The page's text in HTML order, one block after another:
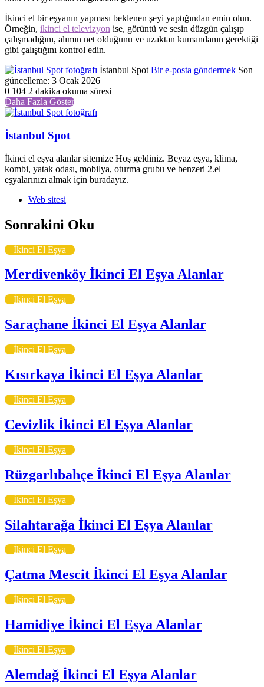
İkinci el bir eşyanın yapması beklenen şeyi yaptığından emin olun.
Örneğin, ikinci el televizyon ise, görüntü ve sesin düzgün çalışıp
çalışmadığını, alımın net olduğunu ve uzaktan kumandanın gerektiği
gibi çalıştığını kontrol edin.
İstanbul Spot Bir e-posta göndermek Son
güncelleme: 3 Ocak 2026
0 104 2 dakika okuma süresi
Daha Fazla Göster
İstanbul Spot
İkinci el eşya alanlar sitemize Hoş geldiniz. Beyaz eşya, klima,
kombi, yatak odası, mobilya, oturma grubu ve benzeri 2.el
eşyalarınızı almak için buradayız.
Web sitesi
Sonrakini Oku
İkinci El Eşya
Merdivenköy İkinci El Eşya Alanlar
İkinci El Eşya
Saraçhane İkinci El Eşya Alanlar
İkinci El Eşya
Kısırkaya İkinci El Eşya Alanlar
İkinci El Eşya
Cevizlik İkinci El Eşya Alanlar
İkinci El Eşya
Rüzgarlıbahçe İkinci El Eşya Alanlar
İkinci El Eşya
Silahtarağa İkinci El Eşya Alanlar
İkinci El Eşya
Çatma Mescit İkinci El Eşya Alanlar
İkinci El Eşya
Hamidiye İkinci El Eşya Alanlar
İkinci El Eşya
Alemdağ İkinci El Eşya Alanlar